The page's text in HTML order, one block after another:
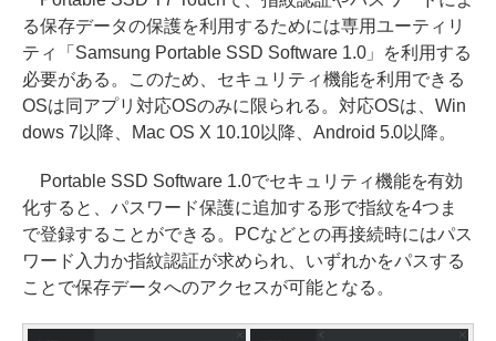
る保存データの保護を利用するためには専用ユーティリ
ティ「Samsung Portable SSD Software 1.0」を利用する
必要がある。このため、セキュリティ機能を利用できる
OSは同アプリ対応OSのみに限られる。対応OSは、Win
dows 7以降、Mac OS X 10.10以降、Android 5.0以降。
Portable SSD Software 1.0でセキュリティ機能を有効
化すると、パスワード保護に追加する形で指紋を4つま
で登録することができる。PCなどとの再接続時にはパス
ワード入力か指紋認証が求められ、いずれかをパスする
ことで保存データへのアクセスが可能となる。